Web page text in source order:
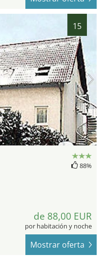
15
88%
de 88,00 EUR
por habitación y noche
Mostrar oferta